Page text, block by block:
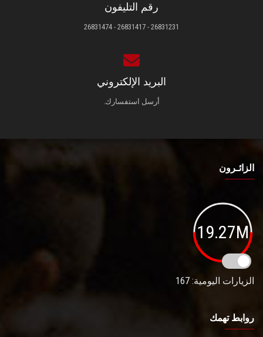
رقم التليفون
26831231 - 26831417 - 26831474
البريد الإلكتروني
أرسل استفسارك.
الزائـرون
19.27M
الزيارات اليومية: 167
روابط تهمك